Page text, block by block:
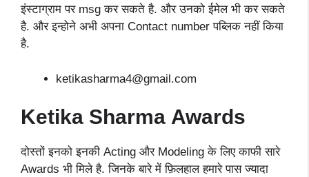
इंस्टाग्राम पर msg कर सकते है. और उनको ईमेल भी कर सकते
है. और इन्होने अभी अपना Contact number पब्लिक नहीं किया
है.
ketikasharma4@gmail.com
Ketika Sharma Awards
दोस्तों इनको इनकी Acting और Modeling के लिए काफी सारे
Awards भी मिले है. जिनके बारे में फ़िलहाल हमारे पास ज्यादा